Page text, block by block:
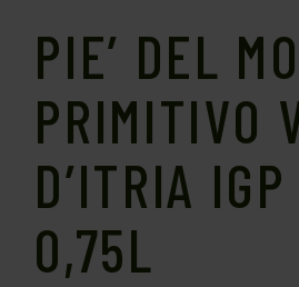
PIE’ DEL
PRIMITIVO
D’ITRIA
0,75L